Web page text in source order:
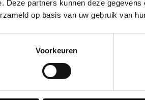
Deze partners kunnen deze
op basis van uw gebruik van
Voorkeuren
zakelijke klanten op zoek
en inspirerende showtuinen helpen